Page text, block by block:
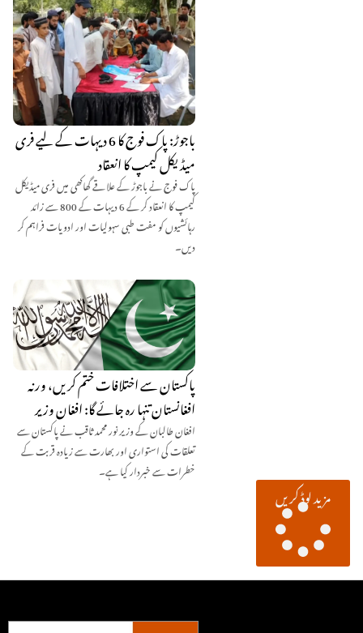
باجوڑ: پاک فوج کا 6 دیہات کے لیے فری
میڈیکل کیمپ کا انعقاد
پاک فوج نے باجوڑ کے علاقے گھاکھی میں فری میڈیکل
کیمپ کا انعقاد کر کے 6 دیہات کے 800 سے زائد
رہائشیوں کو مفت طبی سہولیات اور ادویات فراہم کر
دیں۔
پاکستان سے اختلافات ختم کریں، ورنہ
افغانستان تنہا رہ جائے گا: افغان وزیر
افغان طالبان کے وزیر نور محمد ثاقب نے پاکستان سے
تعلقات کی استواری اور بھارت سے زیادہ قربت کے
خطرات سے خبردار کیا ہے۔
مزید لوڈ کریں